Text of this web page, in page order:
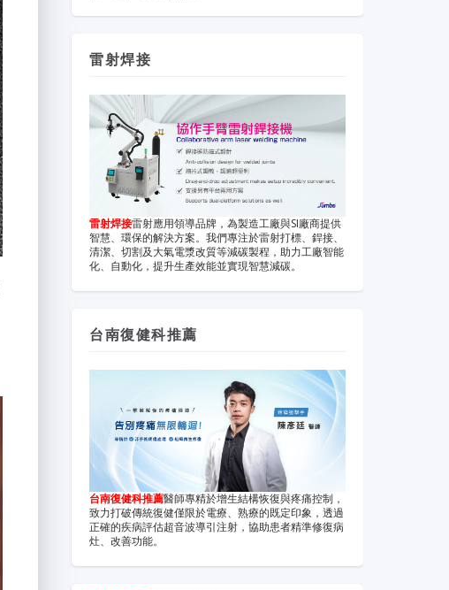
雷射焊接
雷射焊接雷射應用領導品牌，為製造工廠與SI廠商提供
智慧、環保的解決方案。我們專注於雷射打標、銲接、
清潔、切割及大氣電漿改質等減碳製程，助力工廠智能
化、自動化，提升生產效能並實現智慧減碳。
台南復健科推薦
台南復健科推薦醫師專精於增生結構恢復與疼痛控制，
致力打破傳統復健僅限於電療、熟療的既定印象，透過
正確的疾病評估超音波導引注射，協助患者精準修復病
灶、改善功能。